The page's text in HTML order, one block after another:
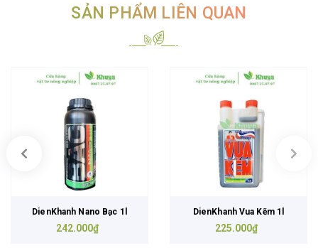
SẢN PHẨM LIÊN QUAN
DienKhanh Nano Bạc 1l
242.000₫
DienKhanh Vua Kẽm 1l
225.000₫